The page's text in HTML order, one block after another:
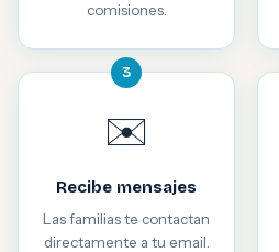
comisiones.
3
✉️
Recibe mensajes
Las familias te contactan
directamente a tu email.